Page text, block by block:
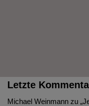
Letzte
Michael Weinmann zu